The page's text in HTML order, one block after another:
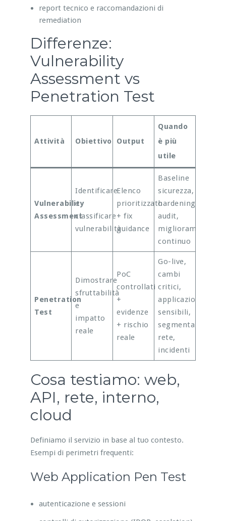
report tecnico e raccomandazioni di
remediation
Differenze:
Vulnerability
Assessment vs
Penetration Test
Attività Obiettivo Output
Quando
è più
utile
Vulnerability
Assessment
Identificare
e
classificare
vulnerabilità
Elenco
prioritizzato
+ fix
guidance
Baseline
sicurezza,
hardening,
audit,
miglioramento
continuo
Penetration
Test
Dimostrare
sfruttabilità
e
impatto
reale
PoC
controllati
+
evidenze
+ rischio
reale
Go-live,
cambi
critici,
applicazioni
sensibili,
segmentazione
rete,
incidenti
Cosa testiamo: web,
API, rete, interno,
cloud
Definiamo il servizio in base al tuo contesto.
Esempi di perimetri frequenti:
Web Application Pen Test
autenticazione e sessioni